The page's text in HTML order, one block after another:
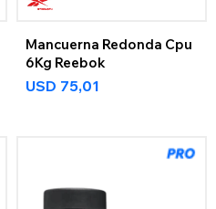
Mancuerna Redonda Cpu
6Kg Reebok
USD 75,01